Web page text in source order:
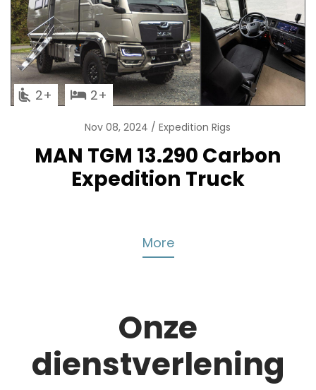
2 2
Nov 08, 2024 Expedition Rigs
MAN TGM 13.290 Carbon
Expedition Truck
More
Onze
dienstverlening